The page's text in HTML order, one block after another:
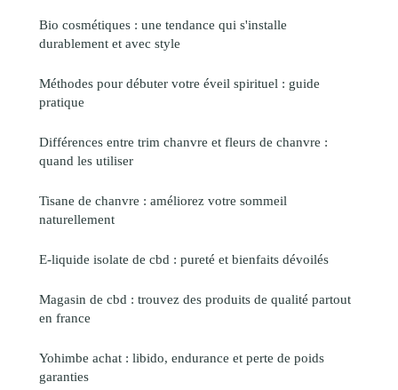
Bio cosmétiques : une tendance qui s'installe
durablement et avec style
Méthodes pour débuter votre éveil spirituel : guide
pratique
Différences entre trim chanvre et fleurs de chanvre :
quand les utiliser
Tisane de chanvre : améliorez votre sommeil
naturellement
E-liquide isolate de cbd : pureté et bienfaits dévoilés
Magasin de cbd : trouvez des produits de qualité partout
en france
Yohimbe achat : libido, endurance et perte de poids
garanties